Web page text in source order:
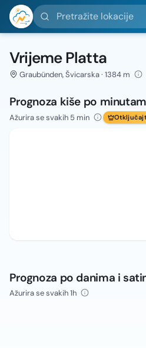
Pretražite lokacije
Vrijeme Platta
Graubünden, Švicarska · 1384 m
Prognoza kiše po
Ažurira se svakih 5 min
Prognoza po danima i
Ažurira se svakih 1h